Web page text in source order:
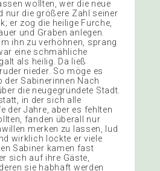
wollten, wer die neue
nur die größere Zahl seiner
er zog die heilige Furche,
und Graben anlegen.
ihn zu verhöhnen, sprang
eine schmähliche
als heilig. Da ließ
nieder. So möge es
der Sabinerinnen Nach
die neugegründete Stadt.
in der sich alle
der Jahre, aber es fehlten
fanden überall nur
merken zu lassen, lud
wirklich lockte er viele
Sabiner kamen fast
sich auf ihre Gäste,
sie habhaft werden